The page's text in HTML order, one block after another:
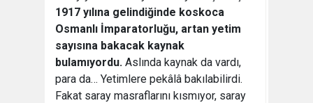
1917 yılına gelindiğinde koskoca
Osmanlı İmparatorluğu, artan yetim
sayısına bakacak kaynak
bulamıyordu. Aslında kaynak da vardı,
para da… Yetimlere pekâlâ bakılabilirdi.
Fakat saray masraflarını kısmıyor, saray